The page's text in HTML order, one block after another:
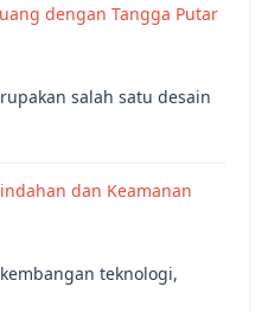
dengan Tangga Putar
salah satu desain
dan Keamanan
teknologi,